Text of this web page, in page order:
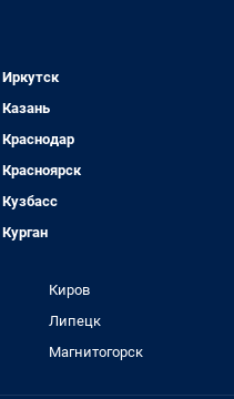
Иркутск
Казань
Краснодар
Красноярск
Кузбасс
Курган
Киров
Липецк
Магнитогорск